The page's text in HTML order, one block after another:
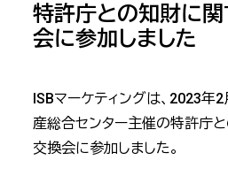
特許庁との知財に
会に参加しました
ISBマーケティングは、2023年
産総合センター主催の特許庁
交換会に参加しました。